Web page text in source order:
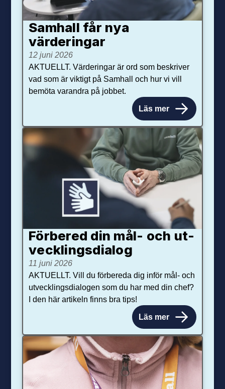
Samhall får nya
värdering­ar
12 juni 2026
AKTUELLT. Värderingar är ord som beskriver
vad som är viktigt på Samhall och hur vi vill
bemöta varandra på jobbet.
Läs mer
Förbered din mål- och ut­
veck­lings­dialog
11 juni 2026
AKTUELLT. Vill du förbereda dig inför mål- och
utvecklingsdialogen som du har med din chef?
I den här artikeln finns bra tips!
Läs mer